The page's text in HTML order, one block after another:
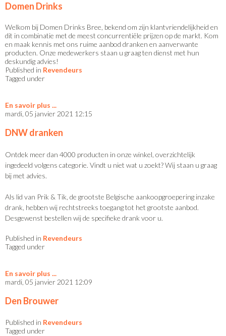
Domen Drinks
Welkom bij Domen Drinks Bree, bekend om zijn klantvriendelijkheid en
dit in combinatie met de meest concurrentiële prijzen op de markt. Kom
en maak kennis met ons ruime aanbod dranken en aanverwante
producten. Onze medewerkers staan u graag ten dienst met hun
deskundig advies!
Published in Revendeurs
Tagged under
En savoir plus
mardi, 05 janvier 2021 12:15
DNW dranken
Ontdek meer dan 4000 producten in onze winkel, overzichtelijk
ingedeeld volgens categorie. Vindt u niet wat u zoekt? Wij staan u graag
bij met advies.
Als lid van Prik & Tik, de grootste Belgische aankoopgroepering inzake
drank, hebben wij rechtstreeks toegang tot het grootste aanbod.
Desgewenst bestellen wij de specifieke drank voor u.
Published in Revendeurs
Tagged under
En savoir plus
mardi, 05 janvier 2021 12:09
Den Brouwer
Published in Revendeurs
Tagged under